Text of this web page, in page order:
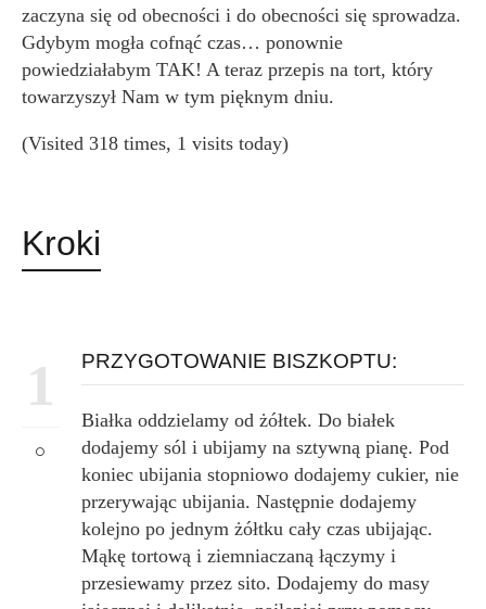
zaczyna się od obecności i do obecności się sprowadza.
Gdybym mogła cofnąć czas… ponownie
powiedziałabym TAK! A teraz przepis na tort, który
towarzyszył Nam w tym pięknym dniu.
(Visited 318 times, 1 visits today)
Kroki
1 PRZYGOTOWANIE BISZKOPTU:
Białka oddzielamy od żółtek. Do białek
dodajemy sól i ubijamy na sztywną pianę. Pod
koniec ubijania stopniowo dodajemy cukier, nie
przerywając ubijania. Następnie dodajemy
kolejno po jednym żółtku cały czas ubijając.
Mąkę tortową i ziemniaczaną łączymy i
przesiewamy przez sito. Dodajemy do masy